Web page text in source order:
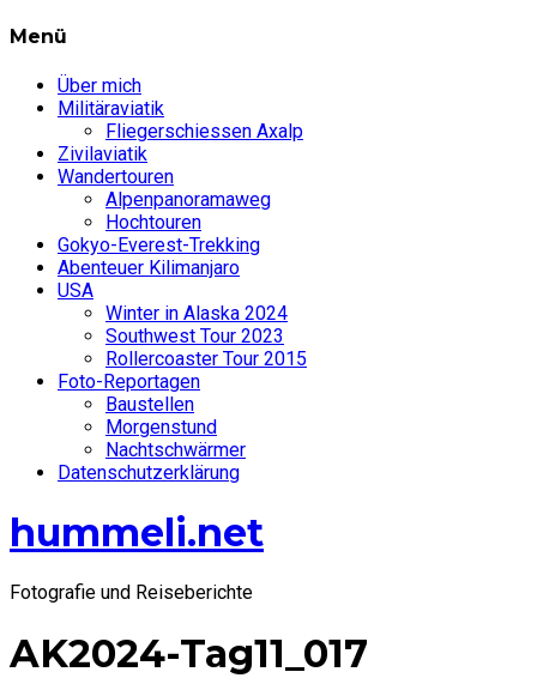
Menü
Über mich
Militäraviatik
Fliegerschiessen Axalp
Zivilaviatik
Wandertouren
Alpenpanoramaweg
Hochtouren
Gokyo-Everest-Trekking
Abenteuer Kilimanjaro
USA
Winter in Alaska 2024
Southwest Tour 2023
Rollercoaster Tour 2015
Foto-Reportagen
Baustellen
Morgenstund
Nachtschwärmer
Datenschutzerklärung
hummeli.net
Fotografie und Reiseberichte
AK2024-Tag11_017